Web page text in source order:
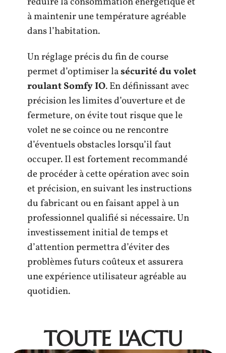
à maintenir une température agréable
dans l’habitation.
Un réglage précis du fin de course
permet d’optimiser lasécurité du volet
roulant Somfy IO. En définissant avec
précision les limites d’ouverture et de
fermeture, on évite tout risque que le
volet ne se coince ou ne rencontre
d’éventuels obstacles lorsqu’il faut
occuper. Il est fortement recommandé
de procéder à cette opération avec soin
et précision, en suivant les instructions
du fabricant ou en faisant appel à un
professionnel qualifié si nécessaire. Un
investissement initial de temps et
d’attention permettra d’éviter des
problèmes futurs coûteux et assurera
une expérience utilisateur agréable au
quotidien.
TOUTE L'ACTU